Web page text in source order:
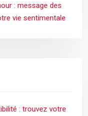
: message des
vie sentimentale
: trouvez votre